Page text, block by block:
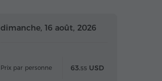
Toute la journée
dimanche, 16 août, 2026
Prix par personne 63.55 USD